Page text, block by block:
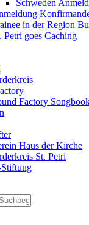
Schweden
in der Region
Petri goes Caching
Factory
Haus der Kirche
St. Petri